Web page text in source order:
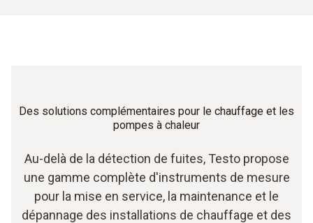
Des solutions complémentaires pour le chauffage et les
pompes à chaleur
Au-delà de la détection de fuites, Testo propose
une gamme complète d'instruments de mesure
pour la mise en service, la maintenance et le
dépannage des installations de chauffage et des